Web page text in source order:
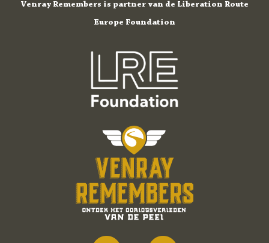
Venray Remembers is partner van de Liberation Route
Europe Foundation